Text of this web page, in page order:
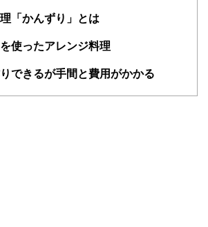
に「お金や暮らし」に関する書籍・雑誌の編集経
され、企画立案から記事掲載まですべての工程に
「かんずり」とは
使ったアレンジ料理
できるが手間と費用がかかる